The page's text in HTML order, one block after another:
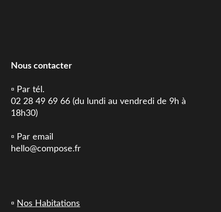
Nous contacter
▫️ Par tél.
02 28 49 69 66 (du lundi au vendredi de 9h à
18h30)
▫️ Par email
hello@compose.fr
▫️ Nos Habitations